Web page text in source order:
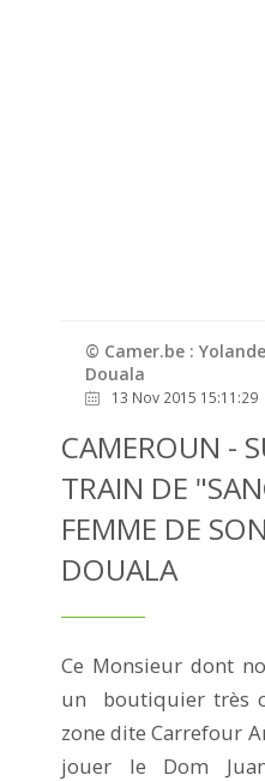
© Camer.be :
Douala
13 Nov 2015 15:11:29
CAMEROUN -
TRAIN DE
FEMME DE
DOUALA
Ce Monsieur dont
un boutiquier très
zone dite Carrefour
jouer le Dom